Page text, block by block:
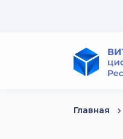
Главная